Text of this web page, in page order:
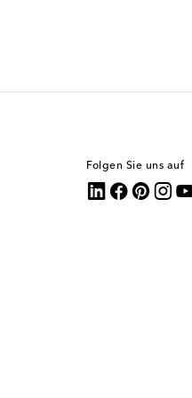
Folgen Sie uns auf